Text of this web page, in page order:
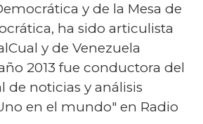
y de la Mesa de
ha sido articulista
y de Venezuela
2013 fue conductora del
de noticias y análisis
en el mundo" en Radio